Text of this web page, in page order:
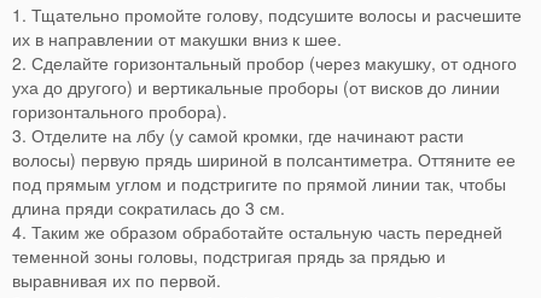
1. Тщательно промойте голову, подсушите волосы и расчешите
их в направлении от макушки вниз к шее.
2. Сделайте горизонтальный пробор (через макушку, от одного
уха до другого) и вертикальные проборы (от висков до линии
горизонтального пробора).
3. Отделите на лбу (у самой кромки, где начинают расти
волосы) первую прядь шириной в полсантиметра. Оттяните ее
под прямым углом и подстригите по прямой линии так, чтобы
длина пряди сократилась до 3 см.
4. Таким же образом обработайте остальную часть передней
теменной зоны головы, подстригая прядь за прядью и
выравнивая их по первой.